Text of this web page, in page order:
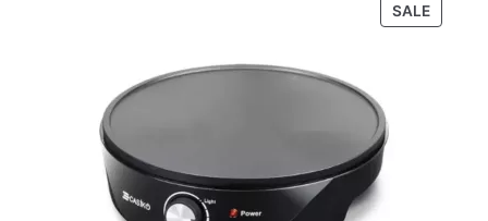
฿1,590.00.
SALE
ON